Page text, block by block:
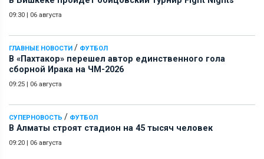
09:30 06 августа
ГЛАВНЫЕ НОВОСТИ / ФУТБОЛ
В «Пахтакор» перешел автор единственного гола
сборной Ирака на ЧМ-2026
09:25 06 августа
СУПЕРНОВОСТЬ / ФУТБОЛ
В Алматы строят стадион на 45 тысяч человек
09:20 06 августа